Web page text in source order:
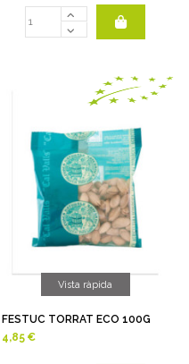
Vista ràpida
FESTUC TORRAT ECO 100G
4,85 €